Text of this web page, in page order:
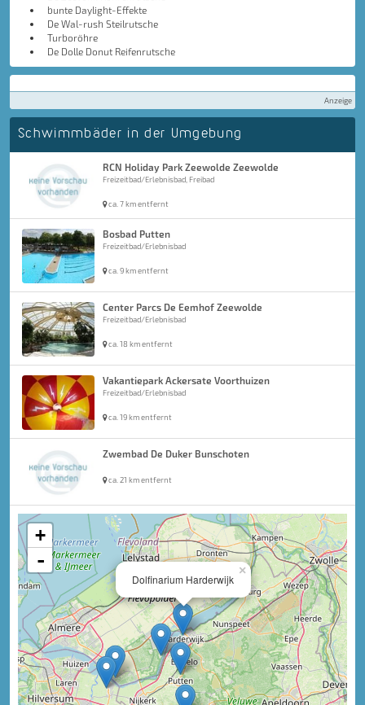
bunte Daylight-Effekte
De Wal-rush Steilrutsche
Turboröhre
De Dolle Donut Reifenrutsche
Anzeige
Schwimmbäder in der Umgebung
RCN Holiday Park Zeewolde Zeewolde
Freizeitbad/Erlebnisbad, Freibad
ca. 7 km entfernt
Bosbad Putten
Freizeitbad/Erlebnisbad
ca. 9 km entfernt
Center Parcs De Eemhof Zeewolde
Freizeitbad/Erlebnisbad
ca. 18 km entfernt
Vakantiepark Ackersate Voorthuizen
Freizeitbad/Erlebnisbad
ca. 19 km entfernt
Zwembad De Duker Bunschoten
ca. 21 km entfernt
×
Dolfinarium Harderwijk
+
-